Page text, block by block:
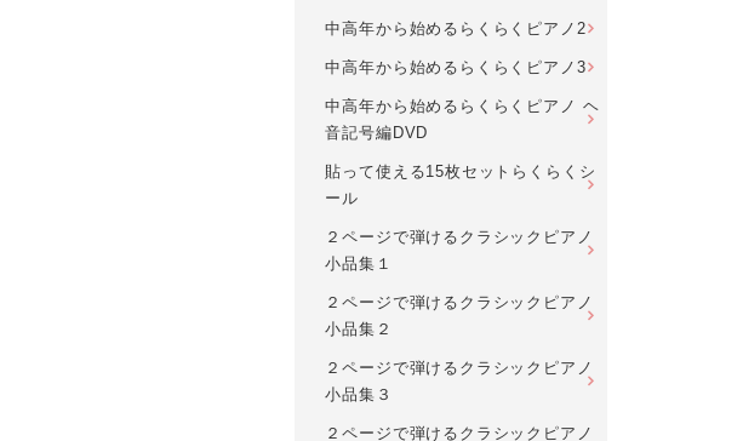
中高年から始めるらくらくピアノ2
中高年から始めるらくらくピアノ3
中高年から始めるらくらくピアノ ヘ
音記号編DVD
貼って使える15枚セットらくらくシ
ール
２ページで弾けるクラシックピアノ
小品集１
２ページで弾けるクラシックピアノ
小品集２
２ページで弾けるクラシックピアノ
小品集３
２ページで弾けるクラシックピアノ